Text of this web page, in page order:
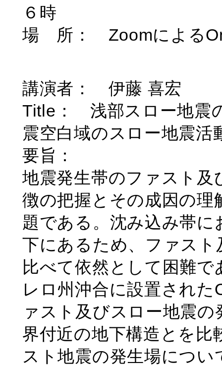
６時
場 所： Zoomによる
講演者： 伊藤 喜宏
Title： 浅部スロー地震
震空白域のスロー地震活
要旨：
地震発生帯のファスト及
徴の把握とその成因の理
題である。沈み込み帯
下にあるため、ファス
比べて依然として困難
レロ州沖合に設置され
ァスト及びスロー地震
界付近の地下構造とを
スト地震の発生場につい